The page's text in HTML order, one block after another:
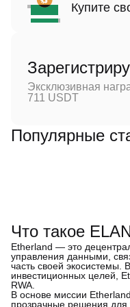
Купите
Эксклюзивная
711 USDT
Популярные
Что такое
Etherland — это
управления данными,
часть своей экосистемы.
инвестиционных целей,
RWA.
В основе миссии
прозрачные решения для